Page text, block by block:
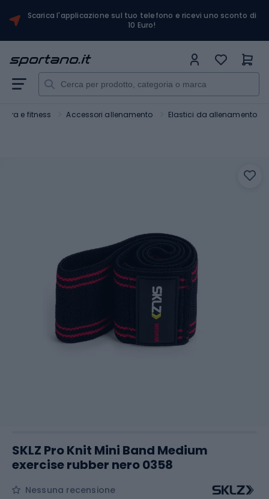
Scarica l'applicazione sul tuo telefono e ricevi uno sconto di
10 Euro!
e fitness Accessori allenamento Elastici da allenamento
SKLZ Pro Knit Mini Band Medium
exercise rubber nero 0358
Nessuna recensione